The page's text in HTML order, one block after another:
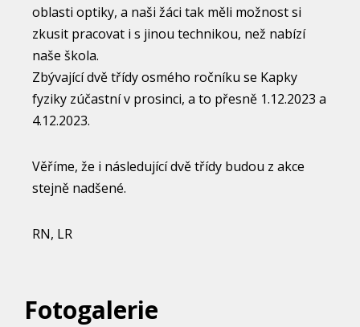
oblasti optiky, a naši žáci tak měli možnost si
zkusit pracovat i s jinou technikou, než nabízí
naše škola.
Zbývající dvě třídy osmého ročníku se Kapky
fyziky zúčastní v prosinci, a to přesně 1.12.2023 a
4.12.2023.
Věříme, že i následující dvě třídy budou z akce
stejně nadšené.
RN, LR
Fotogalerie